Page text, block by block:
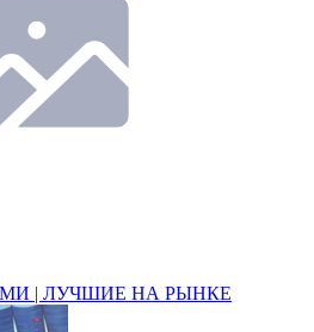
| ЛУЧШИЕ НА РЫНКЕ